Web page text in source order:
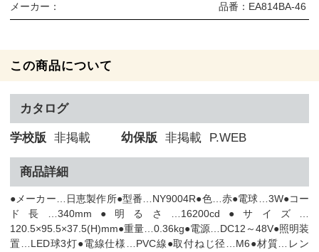
メーカー： 品番： EA814BA-46
この商品について
カタログ
学校版 非掲載 幼保版 非掲載 P.WEB
商品詳細
●メーカー…日恵製作所●型番…NY9004R●色…赤●電球…3W●コー
ド長…340mm●明るさ…16200cd●サイズ…
120.5×95.5×37.5(H)mm●重量…0.36kg●電源…DC12～48V●照明装
置…LED球3灯●電線仕様…PVC線●取付ねじ径…M6●材質…レン